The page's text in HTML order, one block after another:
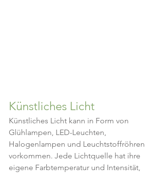
Künstliches Licht
Künstliches Licht kann in Form von
Glühlampen, LED-Leuchten,
Halogenlampen und Leuchtstoffröhren
vorkommen. Jede Lichtquelle hat ihre
eigene Farbtemperatur und Intensität,